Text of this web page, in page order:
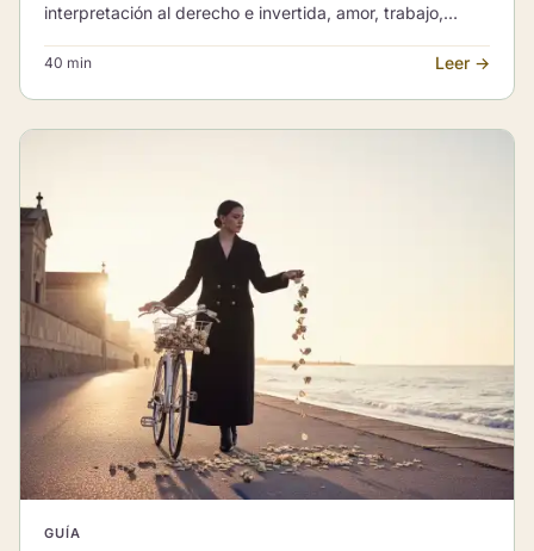
interpretación al derecho e invertida, amor, trabajo,
40 min Leer →
GUÍA